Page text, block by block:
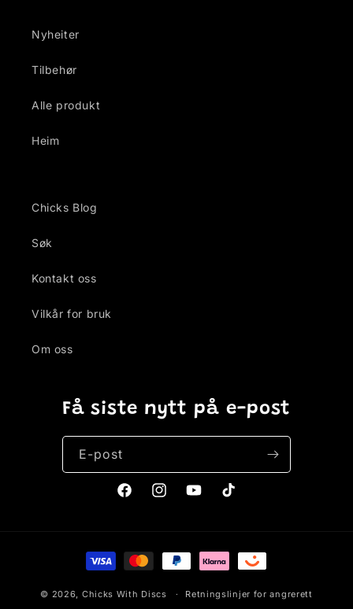
Nyheiter
Tilbehør
Alle produkt
Heim
Chicks Blog
Søk
Kontakt oss
Vilkår for bruk
Om oss
Få siste nytt på e-post
E-post
FacebookInstagramYouTubeTikTok
Betalingsmåter
© 2026, Chicks With Discs Retningslinjer for angrerett